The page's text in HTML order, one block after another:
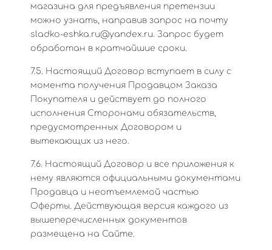
магазина для предъявления претензии
можно узнать, направив запрос на почту
sladko-eshka.ru@yandex.ru. Запрос будет
обработан в кратчайшие сроки.
7.5. Настоящий Договор вступает в силу с
момента получения Продавцом Заказа
Покупателя и действует до полного
исполнения Сторонами обязательств,
предусмотренных Договором и
вытекающих из него.
7.6. Настоящий Договор и все приложения к
нему являются официальными документами
Продавца и неотъемлемой частью
Оферты. Действующая версия каждого из
вышеперечисленных документов
размещена на Сайте.